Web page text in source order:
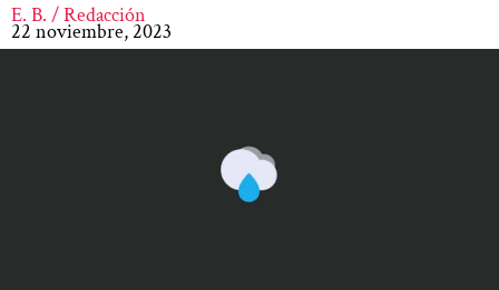
E. B. / Redacción
22 noviembre, 2023